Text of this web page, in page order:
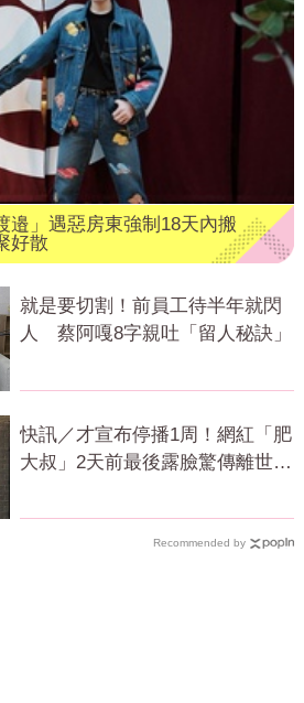
邉」遇惡房東強制18天內搬
好散
就是要切割！前員工待半年就閃
人 蔡阿嘎8字親吐「留人秘訣」
快訊／才宣布停播1周！網紅「肥
大叔」2天前最後露臉驚傳離世
Recommended by